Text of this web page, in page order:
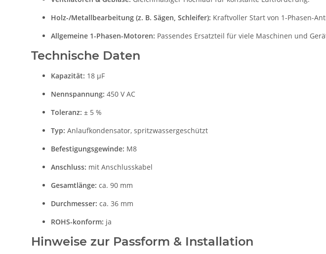
Holz-/Metallbearbeitung (z. B. Sägen, Schleifer): Kraftvoller Start von 1-Phasen-
Allgemeine 1-Phasen-Motoren: Passendes Ersatzteil für viele Maschinen und
Technische Daten
Kapazität: 18 µF
Nennspannung: 450 V AC
Toleranz: ± 5 %
Typ: Anlaufkondensator, spritzwassergeschützt
Befestigungsgewinde: M8
Anschluss: mit Anschlusskabel
Gesamtlänge: ca. 90 mm
Durchmesser: ca. 36 mm
ROHS-konform: ja
Hinweise zur Passform & Installation